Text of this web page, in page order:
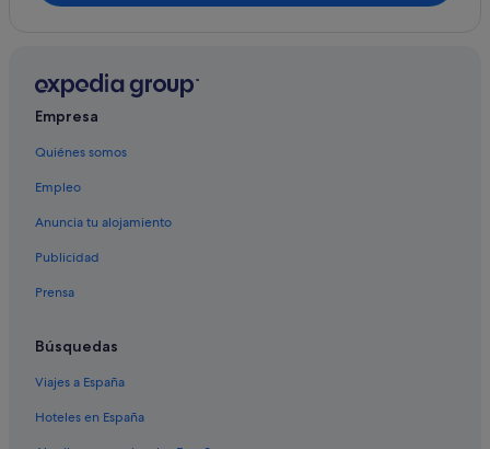
Apartamentos en Marrakech
Hoteles románticos en Marrakech
Hoteles con casino en Marrakech
Hoteles de 4 estrellas en Marrakech
B&B en Marrakech
Empresa
Quiénes somos
Empleo
Anuncia tu alojamiento
Publicidad
Prensa
Búsquedas
Viajes a España
Hoteles en España